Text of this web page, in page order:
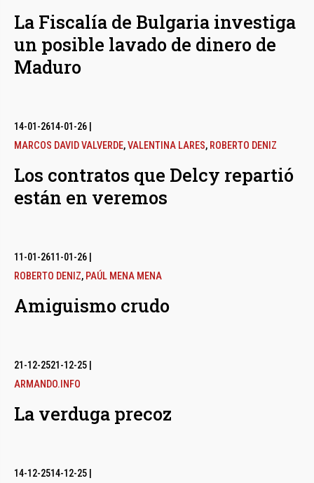
La Fiscalía de Bulgaria investiga
un posible lavado de dinero de
Maduro
14-01-2614-01-26
MARCOS DAVID VALVERDE,VALENTINA LARES, ROBERTO DENIZ
Los contratos que Delcy repartió
están en veremos
11-01-2611-01-26
ROBERTO DENIZ, PAÚL MENA MENA
Amiguismo crudo
21-12-2521-12-25
ARMANDO.INFO
La verduga precoz
14-12-2514-12-25